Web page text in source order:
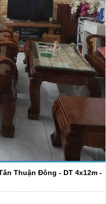
Thuận Đông - DT 4x12m -